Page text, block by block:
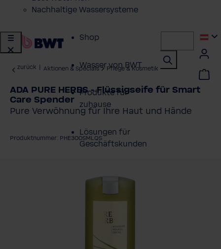
Nachhaltige Wassersysteme
Shop
Wasser von BWT
Produkte für
zuhause
Lösungen für
Geschäftskunden
Über BWT
zurück Aktionen & Specials Pflege & Kosmetik
ADA PURE HERBS - Flüssigseife für Smart
Care Spender
Pure Verwöhnung für Ihre Haut und Hände
Produktnummer: PHE300SMLQS